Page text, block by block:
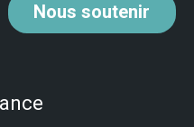
Noussoutenir